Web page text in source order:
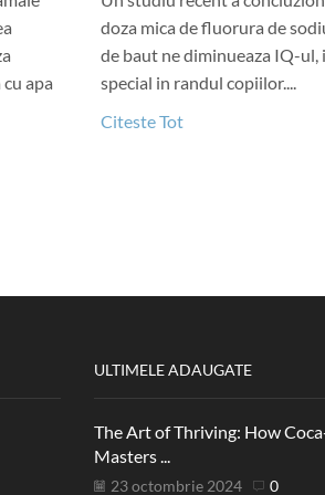
apa
doza mica de fluorura de
de baut ne diminueaza IQ-ul,
special in randul copiilor....
Citeste Tot
ULTIMELE ADAUGATE
The Art of Thriving: How
Masters ...
23 octombrie 2024 0